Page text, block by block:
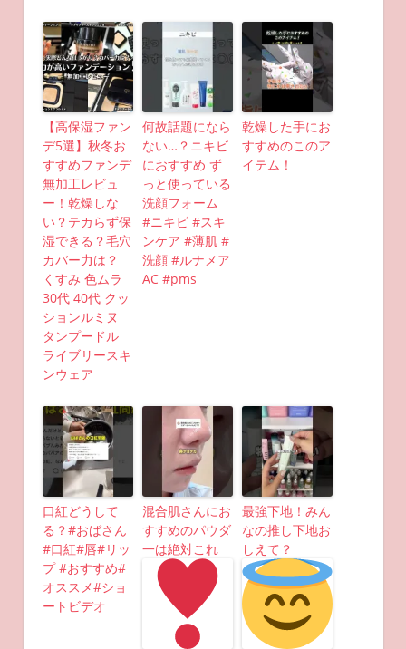
【高保湿ファン
デ5選】秋冬お
すすめファンデ
無加工レビュ
ー！乾燥しな
い？テカらず保
湿できる？毛穴
カバー力は？
くすみ 色ムラ
30代 40代 クッ
ションルミヌ
タンプードル
ライブリースキ
ンウェア
何故話題になら
ない…？ニキビ
におすすめ ず
っと使っている
洗顔フォーム
#ニキビ #スキ
ンケア #薄肌 #
洗顔 #ルナメア
AC #pms
乾燥した手にお
すすめのこのア
イテム！
口紅どうして
る？#おばさん
#口紅#唇#リッ
プ #おすすめ#
オススメ#ショ
ートビデオ
混合肌さんにお
すすめのパウダ
一は絶対これ
最強下地！みん
なの推し下地お
しえて？